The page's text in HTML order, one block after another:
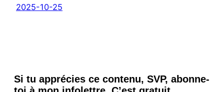
2025-10-25
Si tu apprécies ce contenu, SVP, abonne-